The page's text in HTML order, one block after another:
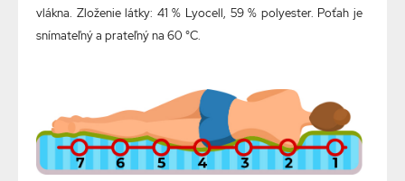
vlákna. Zloženie látky: 41 % Lyocell, 59 % polyester. Poťah je
snímateľný a prateľný na 60 °C.